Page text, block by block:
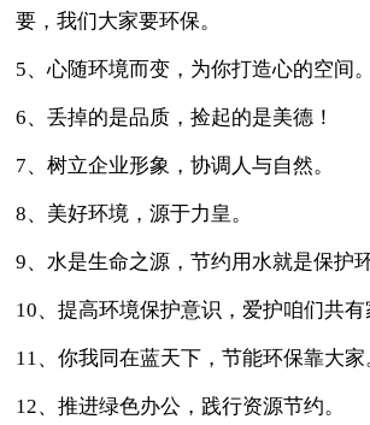
要，我们大家要环保。
5、心随环境而变，为你打造心的空间。
6、丢掉的是品质，捡起的是美德！
7、树立企业形象，协调人与自然。
8、美好环境，源于力皇。
9、水是生命之源，节约用水就是保护环
10、提高环境保护意识，爱护咱们共有
11、你我同在蓝天下，节能环保靠大家
12、推进绿色办公，践行资源节约。